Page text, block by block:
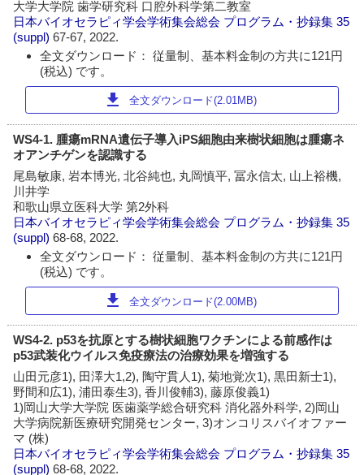
大学大学院 歯学研究科 口腔外科学第二教室
日本バイオセラピィ学会学術集会総会 プログラム・抄録集 35
(suppl)67-67, 2022.
全文ダウンロード： 従量制、基本料金制の方共に121円
(税込) です。
download 全文ダウンロード(2.01MB)
WS4-1. 腫瘍mRNA遺伝子導入iPS細胞由来樹状細胞は腫瘍ネ
オアンチゲンを認識する
尾島敏康, 岩本博光, 北谷純也, 丸岡慎平, 冨永信太, 山上裕機,
川井学
和歌山県立医科大学 第2外科
日本バイオセラピィ学会学術集会総会 プログラム・抄録集 35
(suppl)68-68, 2022.
全文ダウンロード： 従量制、基本料金制の方共に121円
(税込) です。
download 全文ダウンロード(2.00MB)
WS4-2. p53を抗原とする樹状細胞ワクチンによる前感作は
p53武装化ウイルス免疫療法の治療効果を増強する
山田元彦1), 田澤大1,2), 陶守貫人1), 菊地覚次1), 黒田新士1),
野間和広1), 浦田泰生3), 香川俊輔3), 藤原俊義1)
1)岡山大学大学院 医歯薬学総合研究科 消化器外科学, 2)岡山
大学病院新医療研究開発センター, 3)オンコリスバイオファー
マ (株)
日本バイオセラピィ学会学術集会総会 プログラム・抄録集 35
(suppl)68-68, 2022.